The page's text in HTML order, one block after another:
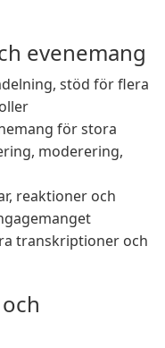
evenemang
stöd för flera
för stora
moderering,
reaktioner och
transkriptioner och